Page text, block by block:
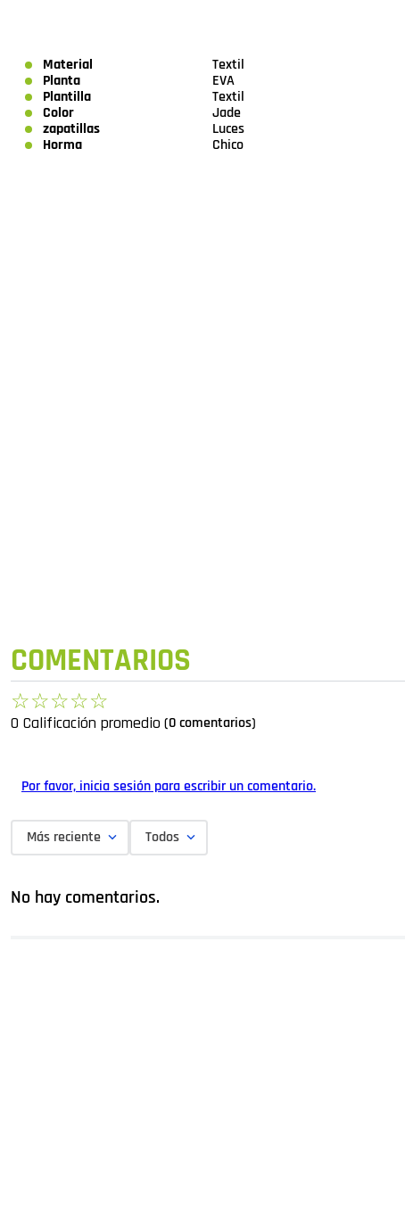
Material
Textil
Planta
EVA
Plantilla
Textil
Color
Jade
zapatillas
Luces
Horma
Chico
COMENTARIOS
☆☆☆☆☆
0 Calificación promedio (0 comentarios)
Por favor, inicia sesión para escribir un comentario.
Más reciente Todos
No hay comentarios.